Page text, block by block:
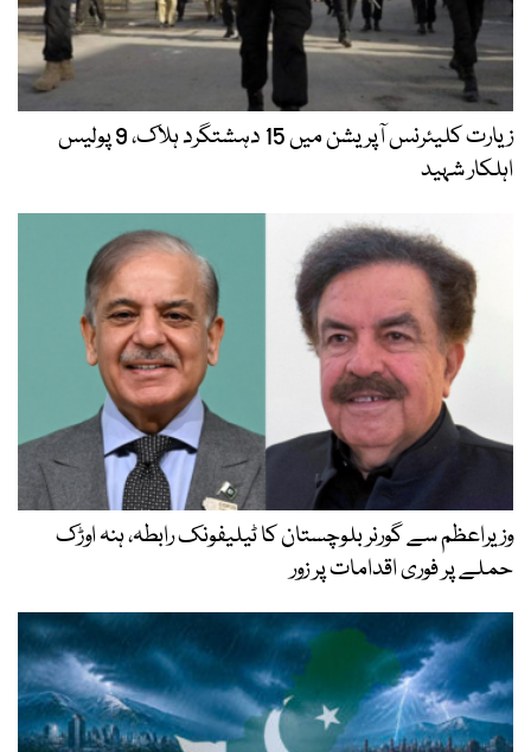
زیارت کلیئرنس آپریشن میں 15 دہشتگرد ہلاک، 9 پولیس
بلوچستان کا ٹیلیفونک رابطہ، ہنہ اوڑک
پر زور